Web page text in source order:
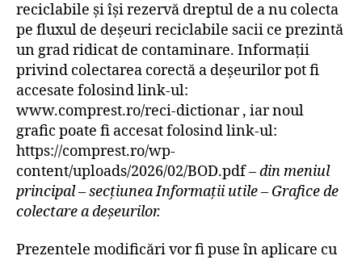
reciclabile și își rezervă dreptul de a nu colecta
pe fluxul de deșeuri reciclabile sacii ce prezintă
un grad ridicat de contaminare. Informații
privind colectarea corectă a deșeurilor pot fi
accesate folosind link-ul:
www.comprest.ro/reci-dictionar, iar noul
grafic poate fi accesat folosind link-ul:
https://comprest.ro/wp-
content/uploads/2026/02/BOD.pdf–din meniul
principal – secțiunea Informații utile – Grafice de
colectare a deșeurilor.
Prezentele modificări vor fi puse în aplicare cu